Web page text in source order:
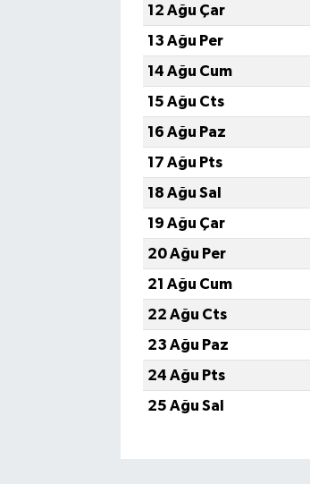
12 Ağu Çar
13 Ağu Per
14 Ağu Cum
15 Ağu Cts
16 Ağu Paz
17 Ağu Pts
18 Ağu Sal
19 Ağu Çar
20 Ağu Per
21 Ağu Cum
22 Ağu Cts
23 Ağu Paz
24 Ağu Pts
25 Ağu Sal